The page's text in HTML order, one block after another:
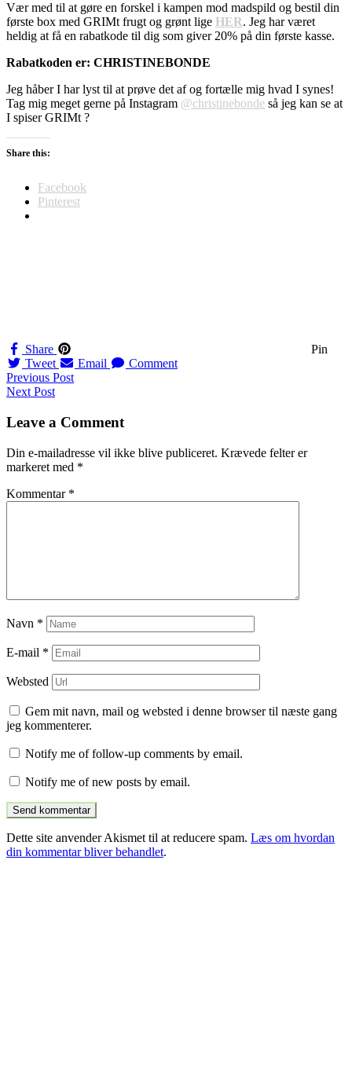
Vær med til at gøre en forskel i kampen mod madspild og bestil din
første box med GRIMt frugt og grønt lige HER. Jeg har været
heldig at få en rabatkode til dig som giver 20% på din første kasse.
Rabatkoden er: CHRISTINEBONDE
Jeg håber I har lyst til at prøve det af og fortælle mig hvad I synes!
Tag mig meget gerne på Instagram @christinebonde så jeg kan se at
I spiser GRIMt ?
Share this:
Facebook
Pinterest
Share
Pin
Tweet
Email Comment
Navigation
til
indlæg
Previous Post
Next Post
Leave a Comment
Din e-mailadresse vil ikke blive publiceret. Krævede felter er
markeret med *
Kommentar *
Navn *
E-mail *
Websted
Gem mit navn, mail og websted i denne browser til næste gang
jeg kommenterer.
Notify me of follow-up comments by email.
Notify me of new posts by email.
Dette site anvender Akismet til at reducere spam. Læs om hvordan
din kommentar bliver behandlet.